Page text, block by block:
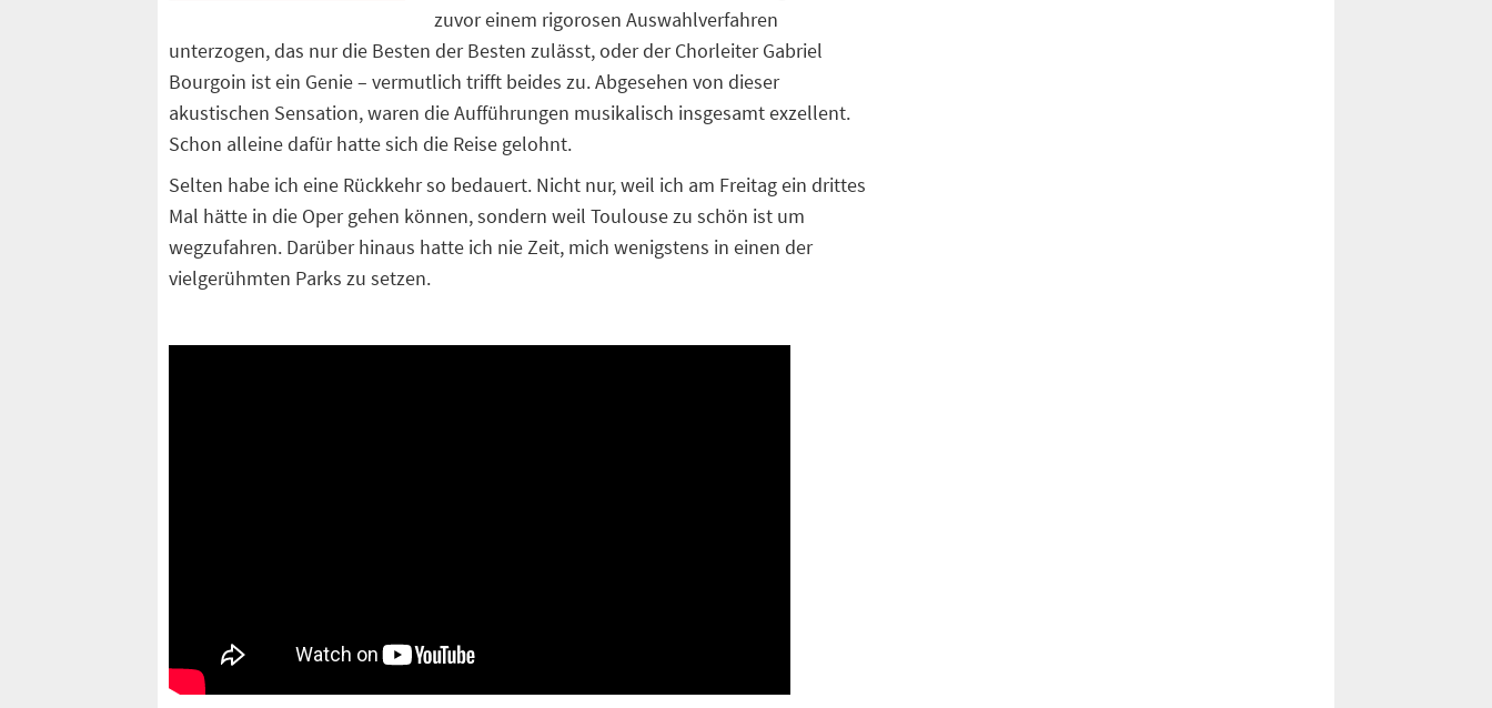
zuvor einem rigorosen Auswahlverfahren
unterzogen, das nur die Besten der Besten zulässt, oder der Chorleiter Gabriel
Bourgoin ist ein Genie – vermutlich trifft beides zu. Abgesehen von dieser
akustischen Sensation, waren die Aufführungen musikalisch insgesamt exzellent.
Schon alleine dafür hatte sich die Reise gelohnt.
Selten habe ich eine Rückkehr so bedauert. Nicht nur, weil ich am Freitag ein drittes
Mal hätte in die Oper gehen können, sondern weil Toulouse zu schön ist um
wegzufahren. Darüber hinaus hatte ich nie Zeit, mich wenigstens in einen der
vielgerühmten Parks zu setzen.